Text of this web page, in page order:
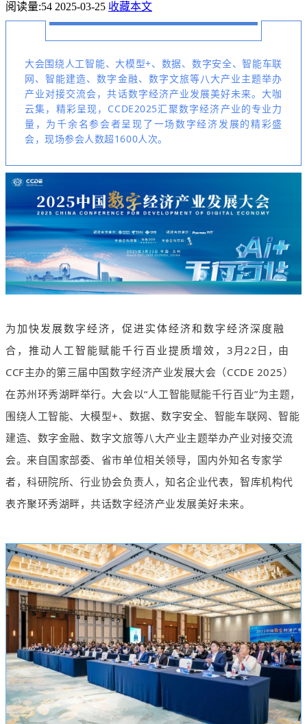
阅读量:54 2025-03-25 收藏本文
大会围绕人工智能、大模型+、数据、数字安全、智能车联
网、智能建造、数字金融、数字文旅等八大产业主题举办
产业对接交流会，共话数字经济产业发展美好未来。大咖
云集，精彩呈现，CCDE2025汇聚数字经济产业的专业力
量，为千余名参会者呈现了一场数字经济发展的精彩盛
会，现场参会人数超1600人次。
为加快发展数字经济，促进实体经济和数字经济深度融
合，推动人工智能赋能千行百业提质增效， 3月22日，由
CCF主办的第三届中国数字经济产业发展大会（CCDE 2025）
在苏州环秀湖畔举行。大会以“人工智能赋能千行百业”为主题，
围绕人工智能、大模型+、数据、数字安全、智能车联网、智能
建造、数字金融、数字文旅等八大产业主题举办产业对接交流
会。来自国家部委、省市单位相关领导，国内外知名专家学
者，科研院所、行业协会负责人，知名企业代表，智库机构代
表齐聚环秀湖畔，共话数字经济产业发展美好未来。